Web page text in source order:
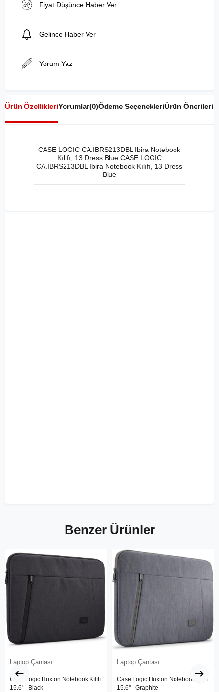
Fiyat Düşünce Haber Ver
Gelince Haber Ver
Yorum Yaz
Ürün ÖzellikleriYorumlar(0)Ödeme SeçenekleriÜrün Önerileri
CASE LOGIC CA.IBRS213DBL Ibira Notebook
Kılıfı, 13 Dress Blue CASE LOGIC
CA.IBRS213DBL Ibira Notebook Kılıfı, 13 Dress
Blue
Benzer Ürünler
Laptop Çantası
Case Logic Huxton Notebook Kılıfı
15.6'' - Black
Laptop Çantası
Case Logic Huxton Notebook Kılıfı
15.6'' - Graphite